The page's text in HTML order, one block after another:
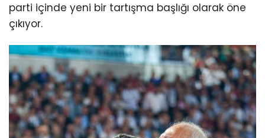
parti içinde yeni bir tartışma başlığı olarak öne
çıkıyor.